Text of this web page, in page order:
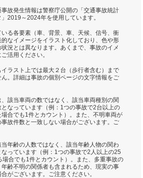
事故発生情報は警察庁公開の「交通事故統計
2019～2024年を使用しています。
いる各要素（車、背景、車、天候、信号、衝
なイメージをイラスト化しており、色や形
況とは異なります。あくまで、事故のイメ
活用ください。
イラスト上では最大２台（歩行者含む）まで
。詳細は事故の個別ページの文字情報をご
、該当車両の数ではなく、該当車両種別の関
なっています（例：1つの事故で2台以上の
合でも1件とカウント）。また、不明車両が
故件数と一致しない場合がございます。ご
当年齢の人数ではなく、該当年齢人物の関わ
っています（例：1つの事故で2人以上の25
場合でも1件とカウント）。また、多重事故の
齢不明の関係者も含まれるため、現実の事
がございます。ご注意ください。